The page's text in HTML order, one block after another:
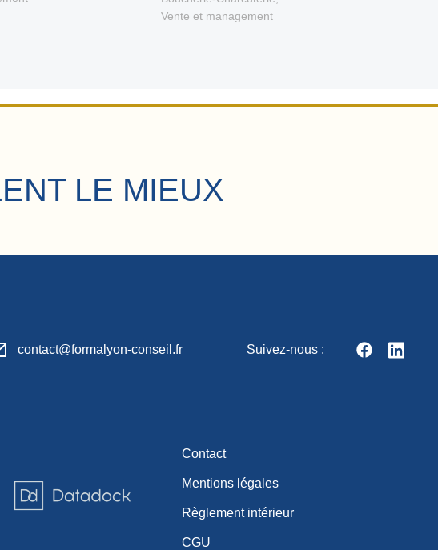
Vente et management
LE MIEUX
contact@formalyon-conseil.fr Suivez-nous :
Contact
Mentions légales
Règlement intérieur
CGU